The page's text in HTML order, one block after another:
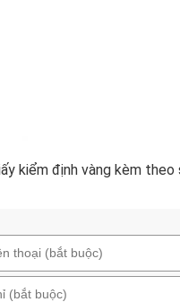
kiểm định vàng kèm theo